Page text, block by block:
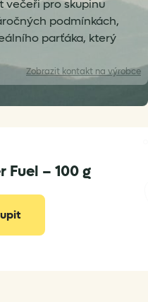
pro skupinu
podmínkách,
parťáka, který
Zobrazit kontakt na výrobce
– 100 g